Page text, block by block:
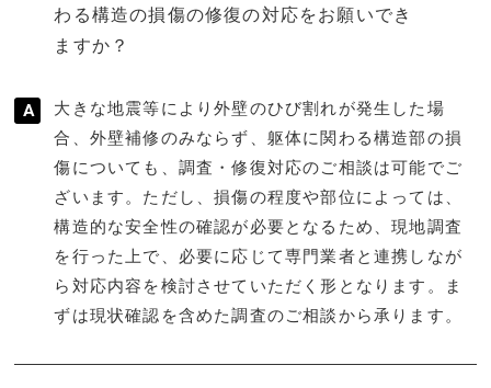
わる構造の損傷の修復の対応をお願いでき
ますか？
大きな地震等により外壁のひび割れが発生した場
合、外壁補修のみならず、躯体に関わる構造部の損
傷についても、調査・修復対応のご相談は可能でご
ざいます。ただし、損傷の程度や部位によっては、
構造的な安全性の確認が必要となるため、現地調査
を行った上で、必要に応じて専門業者と連携しなが
ら対応内容を検討させていただく形となります。ま
ずは現状確認を含めた調査のご相談から承ります。